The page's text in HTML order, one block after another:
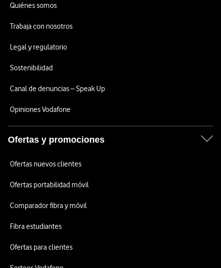
Quiénes somos
Trabaja con nosotros
Legal y regulatorio
Sostenibilidad
Canal de denuncias – Speak Up
Opiniones Vodafone
Ofertas y promociones
Ofertas nuevos clientes
Ofertas portabilidad móvil
Comparador fibra y móvil
Fibra estudiantes
Ofertas para clientes